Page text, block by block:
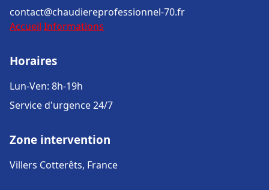
contact@chaudiereprofessionnel-70.fr
Accueil Informations
Horaires
Lun-Ven: 8h-19h
Service d'urgence 24/7
Zone intervention
Villers Cotterêts, France